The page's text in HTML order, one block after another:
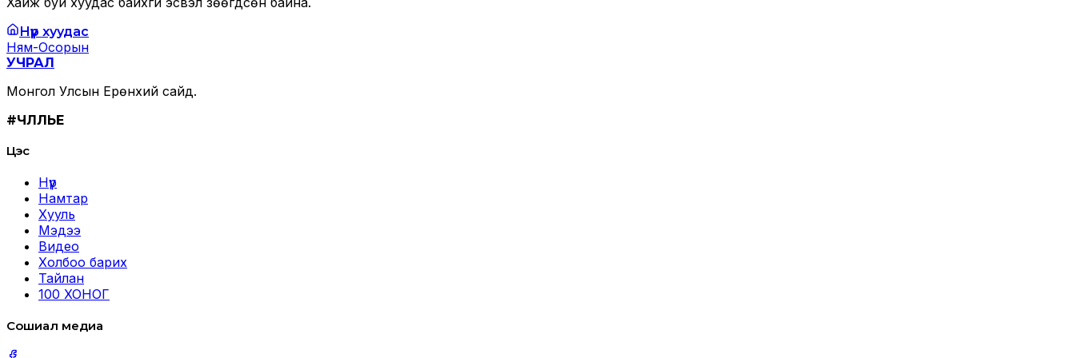
Нүүр хуудас
Ням-Осорын
УЧРАЛ
Монгол Улсын Ерөнхий сайд.
#ЧӨЛӨӨЛЬЕ
Цэс
Нүүр
Намтар
Хууль
Мэдээ
Видео
Холбоо барих
Тайлан
100 ХОНОГ
Сошиал медиа